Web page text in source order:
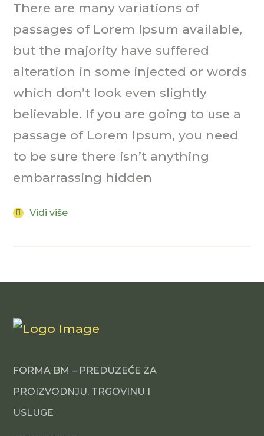
There are many variations of
passages of Lorem Ipsum available,
but the majority have suffered
alteration in some injected or words
which don’t look even slightly
believable. If you are going to use a
passage of Lorem Ipsum, you need
to be sure there isn’t anything
embarrassing hidden
Vidi više
FORMA BM – PREDUZEĆE ZA
PROIZVODNJU, TRGOVINU I
USLUGE